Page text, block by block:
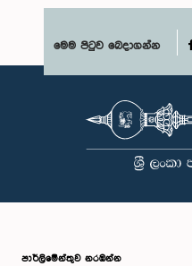
මෙම පිටුව බෙදාගන්න
පාර්ලි‌මේන්තුව නරඹන්න